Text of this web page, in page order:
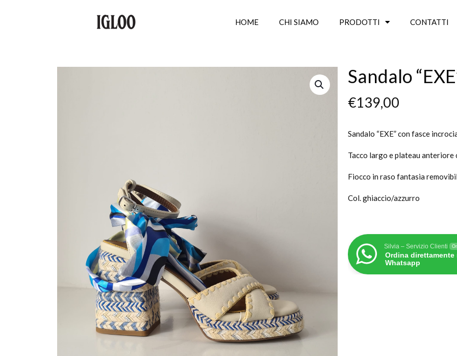
HOME CHI SIAMO PRODOTTI CONTATTI
Sandalo
€139,00
Sandalo “EXE” con fasce
Tacco largo e plateau anteriore
Fiocco in raso fantasia
Col. ghiaccio/azzurro
Silvia – Servizio Clienti
Ordina direttamente
Whatsapp